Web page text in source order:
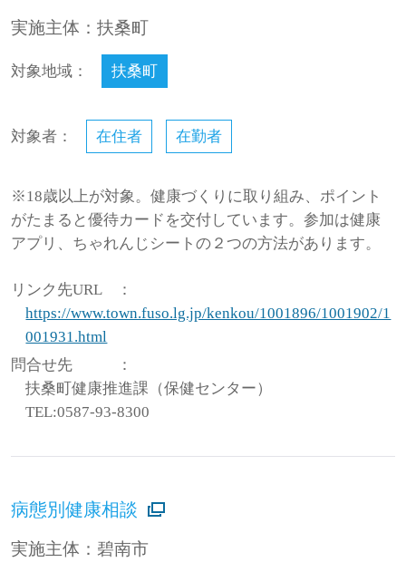
実施主体：扶桑町
対象地域： 扶桑町
対象者： 在住者 在勤者
※18歳以上が対象。健康づくりに取り組み、ポイント
がたまると優待カードを交付しています。参加は健康
アプリ、ちゃれんじシートの２つの方法があります。
リンク先URL
：
https://www.town.fuso.lg.jp/kenkou/1001896/1001902/1
001931.html
問合せ先
：
扶桑町健康推進課（保健センター）
TEL:0587-93-8300
病態別健康相談
実施主体：碧南市